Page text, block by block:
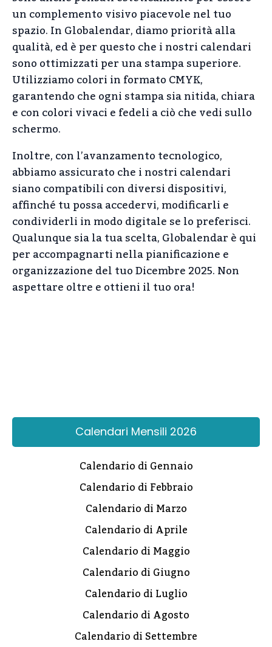
un complemento visivo piacevole nel tuo
spazio. In Globalendar, diamo priorità alla
qualità, ed è per questo che i nostri calendari
sono ottimizzati per una stampa superiore.
Utilizziamo colori in formato CMYK,
garantendo che ogni stampa sia nitida, chiara
e con colori vivaci e fedeli a ciò che vedi sullo
schermo.
Inoltre, con l’avanzamento tecnologico,
abbiamo assicurato che i nostri calendari
siano compatibili con diversi dispositivi,
affinché tu possa accedervi, modificarli e
condividerli in modo digitale se lo preferisci.
Qualunque sia la tua scelta, Globalendar è qui
per accompagnarti nella pianificazione e
organizzazione del tuo Dicembre 2025. Non
aspettare oltre e ottieni il tuo ora!
Calendari Mensili 2026
Calendario di Gennaio
Calendario di Febbraio
Calendario di Marzo
Calendario di Aprile
Calendario di Maggio
Calendario di Giugno
Calendario di Luglio
Calendario di Agosto
Calendario di Settembre